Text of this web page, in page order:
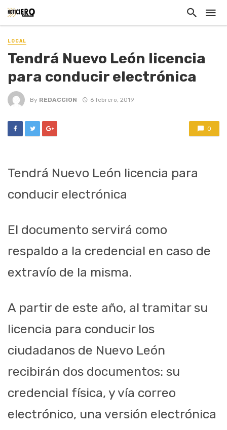
LOCAL
Tendrá Nuevo León licencia
para conducir electrónica
By REDACCION 6 febrero, 2019
0
Tendrá Nuevo León licencia para
conducir electrónica
El documento servirá como
respaldo a la credencial en caso de
extravío de la misma.
A partir de este año, al tramitar su
licencia para conducir los
ciudadanos de Nuevo León
recibirán dos documentos: su
credencial física, y vía correo
electrónico, una versión electrónica